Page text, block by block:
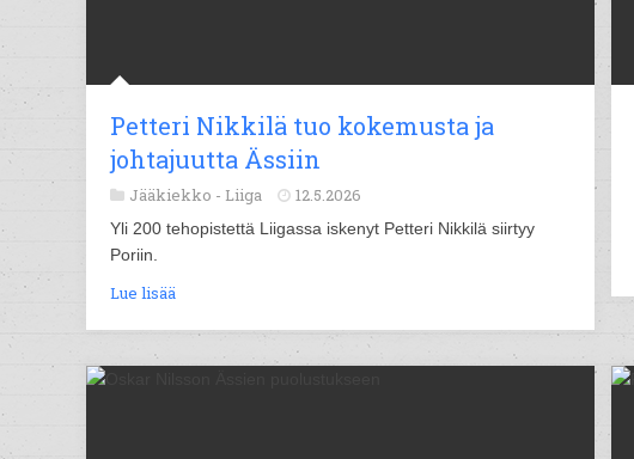
Petteri Nikkilä tuo kokemusta ja
johtajuutta Ässiin
Jääkiekko - Liiga 12.5.2026
Yli 200 tehopistettä Liigassa iskenyt Petteri Nikkilä siirtyy
Poriin.
Lue lisää